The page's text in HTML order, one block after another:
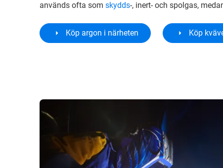
används ofta som skydds-, inert- och spolgas,
Köp argon i närheten Köp